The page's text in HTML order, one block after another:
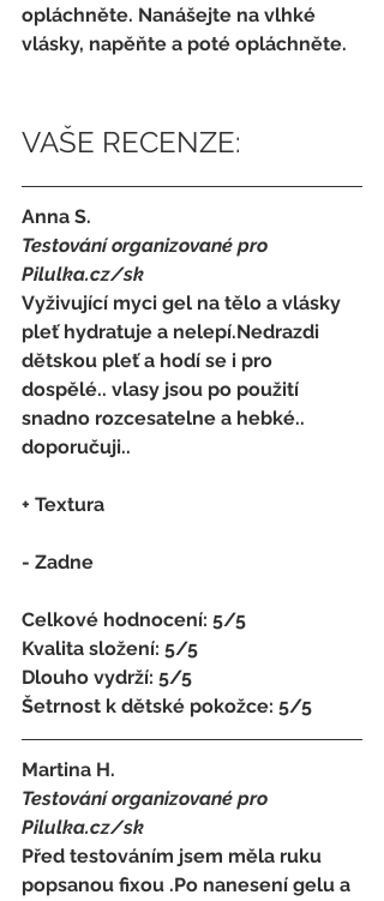
opláchněte. Nanášejte na vlhké
vlásky, napěňte a poté opláchněte.
VAŠE RECENZE:
Anna S.
Testování organizované pro
Pilulka.cz/sk
Vyživující myci gel na tělo a vlásky
pleť hydratuje a nelepí.Nedrazdi
dětskou pleť a hodí se i pro
dospělé.. vlasy jsou po použití
snadno rozcesatelne a hebké..
doporučuji..
+ Textura
- Zadne
Celkové hodnocení: 5/5
Kvalita složení: 5/5
Dlouho vydrží: 5/5
Šetrnost k dětské pokožce: 5/5
Martina H.
Testování organizované pro
Pilulka.cz/sk
Před testováním jsem měla ruku
popsanou fixou .Po nanesení gelu a